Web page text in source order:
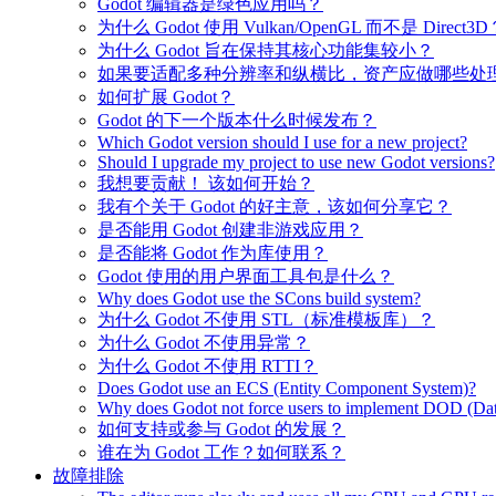
Godot 编辑器是绿色应用吗？
为什么 Godot 使用 Vulkan/OpenGL 而不是 Direct3D
为什么 Godot 旨在保持其核心功能集较小？
如果要适配多种分辨率和纵横比，资产应做哪些处
如何扩展 Godot？
Godot 的下一个版本什么时候发布？
Which Godot version should I use for a new project?
Should I upgrade my project to use new Godot versions?
我想要贡献！ 该如何开始？
我有个关于 Godot 的好主意，该如何分享它？
是否能用 Godot 创建非游戏应用？
是否能将 Godot 作为库使用？
Godot 使用的用户界面工具包是什么？
Why does Godot use the SCons build system?
为什么 Godot 不使用 STL（标准模板库）？
为什么 Godot 不使用异常？
为什么 Godot 不使用 RTTI？
Does Godot use an ECS (Entity Component System)?
Why does Godot not force users to implement DOD
如何支持或参与 Godot 的发展？
谁在为 Godot 工作？如何联系？
故障排除